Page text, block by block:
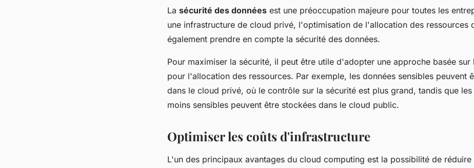
La sécurité des données est une préoccupation majeure pour toutes les
une infrastructure de cloud privé, l'optimisation de l'allocation des ressources
également prendre en compte la sécurité des données.
Pour maximiser la sécurité, il peut être utile d'adopter une approche basée sur
pour l'allocation des ressources. Par exemple, les données sensibles peuvent
dans le cloud privé, où le contrôle sur la sécurité est plus grand, tandis que les
moins sensibles peuvent être stockées dans le cloud public.
Optimiser les coûts d'infrastructure
L'un des principaux avantages du cloud computing est la possibilité de réduire